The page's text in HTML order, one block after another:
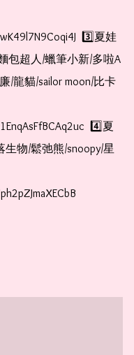
3️⃣夏娃
包超人/蠟筆小新/多啦A
/龍貓/sailor moon/比卡
4️⃣夏
物/鬆弛熊/snoopy/星